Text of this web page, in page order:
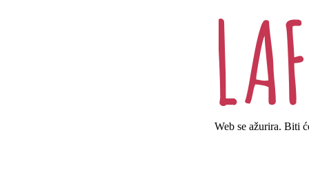
Web se ažurira. Biti